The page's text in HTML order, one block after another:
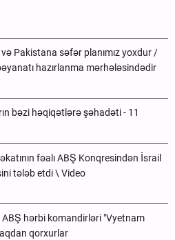
Pakistana səfər planımız yoxdur /
hazırlanma mərhələsindədir
bəzi həqiqətlərə şəhadəti - 11
fəalı ABŞ Konqresindən İsrail
tələb etdi \ Video
hərbi komandirləri "Vyetnam
qorxurlar